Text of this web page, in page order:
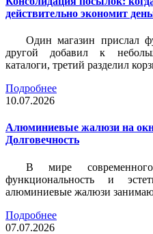
действительно экономит
Один магазин прислал
другой добавил к
каталоги, третий разделил
Подробнее
10.07.2026
Алюминиевые жалюзи на
Долговечность
В мире
функциональность и
алюминиевые жалюзи
Подробнее
07.07.2026